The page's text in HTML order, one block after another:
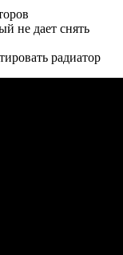
не дает снять
радиатор